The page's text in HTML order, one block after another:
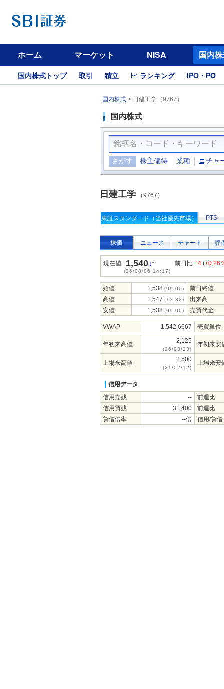
ホーム マーケット NISA 国内
国内株式トップ 取引 積立 ランキング IPO・PO
国内株式 > 日建工学（9767）
国内株式
さがす 株主優待 業種 チャ
日建工学 （9767）
東証スタンダード（当社優先市場） PTS
株価 ニュース チャート 評
現在値 1,540↓*
(26/08/06 14:17)
前日比 +4 (+0.26
始値 1,538 (09:00)
前日終値
高値
1,547 (13:32)
出来高
安値
1,538 (09:00) 売買代金
VWAP 1,542.6667 売買単位
年初来高値 2,125
(26/03/23)
年初来安
上場来高値 2,500
(21/02/12)
上場来安
信用データ
信用売残
--
前週比
信用買残
31,400
前週比
貸借倍率
--倍 信用/貸借